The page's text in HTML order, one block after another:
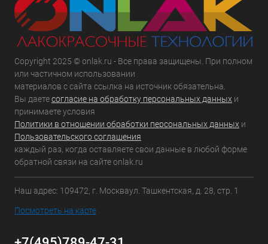
Copyright 2025 © onlak.ru - Все права защищены. При полном
или частичном использовании
материалов с сайта ссылка на источник обязательна.
Вы даетесогласие на обработку персональных данных и
принимаете условия
Политики в отношении обработки персональных данных и
Пользовательского соглашения
каждый раз, когда оставляете свои данные в любой форме
обратной связи на сайте onlak.ru
Наш адрес: 109472, г. Москваул. Ташкентская, д. 28, стр. 1
Посмотреть на карте